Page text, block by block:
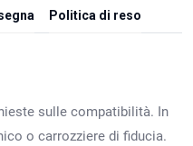
Politica di reso
sulle compatibilità. In
o carrozziere di fiducia.